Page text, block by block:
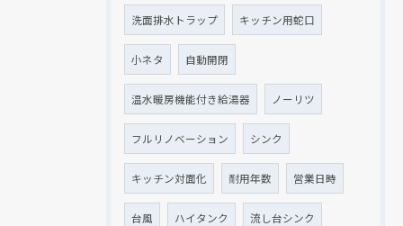
洗面排水トラップ キッチン用蛇口
小ネタ 自動開閉
温水暖房機能付き給湯器 ノーリツ
フルリノベーション シンク
キッチン対面化 耐用年数 営業日時
台風 ハイタンク 流し台シンク